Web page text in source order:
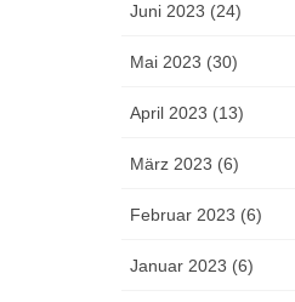
Juni 2023 (24)
Mai 2023 (30)
April 2023 (13)
März 2023 (6)
Februar 2023 (6)
Januar 2023 (6)